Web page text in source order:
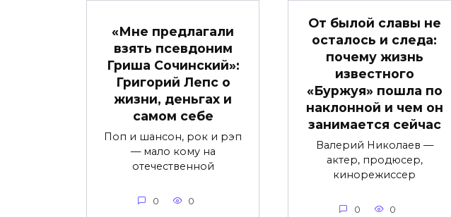
«Мне предлагали
взять псевдоним
Гриша Сочинский»:
Григорий Лепс о
жизни, деньгах и
самом себе
Поп и шансон, рок и рэп
— мало кому на
отечественной
0 0
От былой славы не
осталось и следа:
почему жизнь
известного
«Буржуя» пошла по
наклонной и чем он
занимается сейчас
Валерий Николаев —
актер, продюсер,
кинорежиссер
0 0